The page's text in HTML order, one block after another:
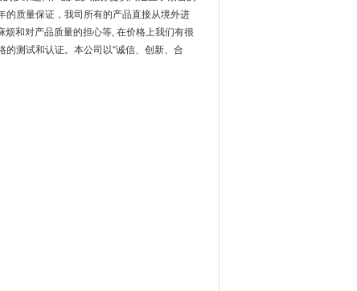
质量保证，我司所有的产品直接从境外进
和对产品质量的担心等, 在价格上我们有很
测试和认证。本公司以“诚信、创新、合